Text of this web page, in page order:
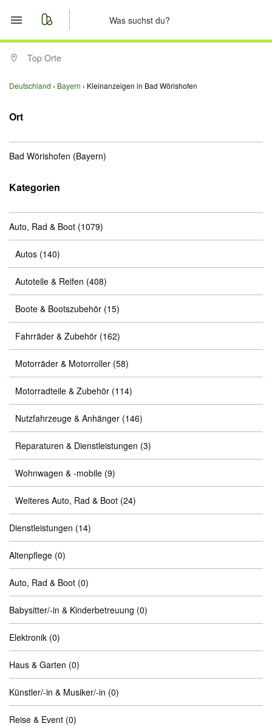
Start
Merkliste
Anzeige aufgeben
Top Orte
Deutschland Bayern Kleinanzeigen in Bad Wörishofen
Ort
Bad Wörishofen (Bayern)
Kategorien
Auto, Rad & Boot (1079)
Autos (140)
Autoteile & Reifen (408)
Boote & Bootszubehör (15)
Fahrräder & Zubehör (162)
Motorräder & Motorroller (58)
Motorradteile & Zubehör (114)
Nutzfahrzeuge & Anhänger (146)
Reparaturen & Dienstleistungen (3)
Wohnwagen & -mobile (9)
Weiteres Auto, Rad & Boot (24)
Dienstleistungen (14)
Altenpflege (0)
Auto, Rad & Boot (0)
Babysitter/-in & Kinderbetreuung (0)
Elektronik (0)
Haus & Garten (0)
Künstler/-in & Musiker/-in (0)
Reise & Event (0)